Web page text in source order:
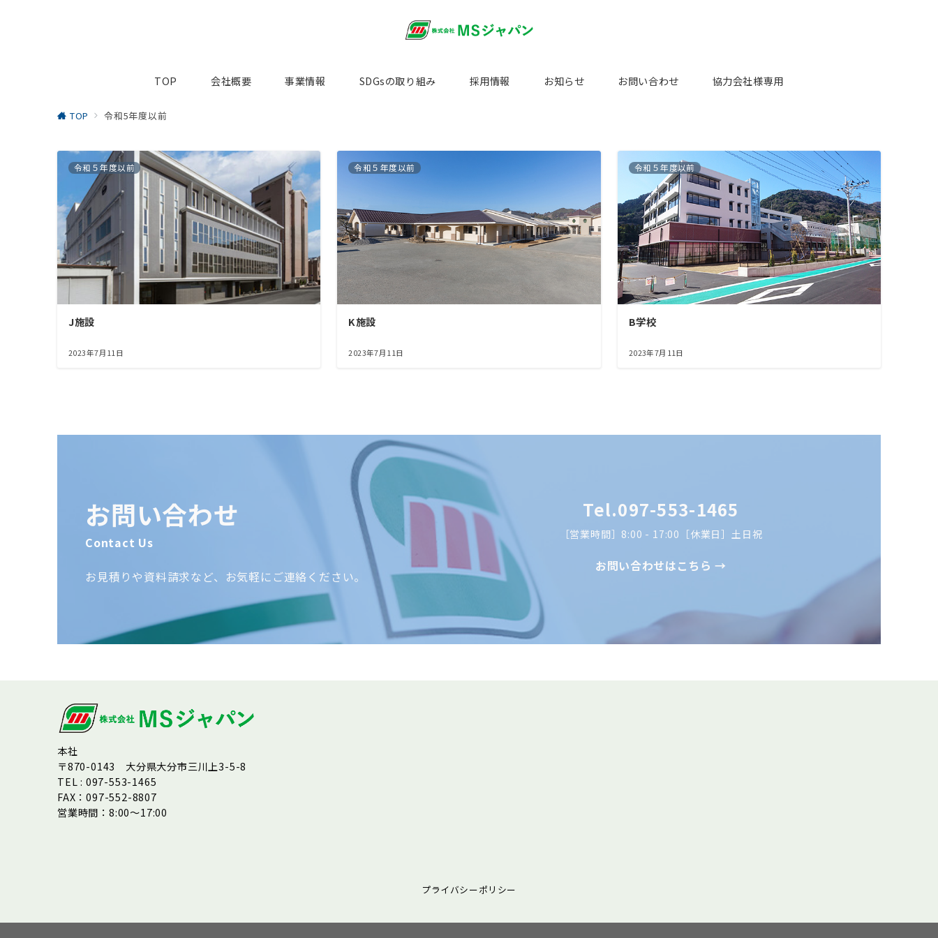
TOP 会社概要 事業情報 SDGsの取り組み 採用情報 お知らせ お問い合わせ 協力会社様専用
TOP 令和5年度以前
令和５年度以前
J施設
2023年7月11日
令和５年度以前
K施設
2023年7月11日
令和５年度以前
B学校
2023年7月11日
お問い合わせ
Contact Us
お見積りや資料請求など、お気軽にご連絡ください。
Tel.097-553-1465
［営業時間］8:00 - 17:00［休業日］土日祝
お問い合わせはこちら →
本社
〒870-0143 大分県大分市三川上3-5-8
TEL : 097-553-1465
FAX：097-552-8807
営業時間：8:00～17:00
プライバシーポリシー